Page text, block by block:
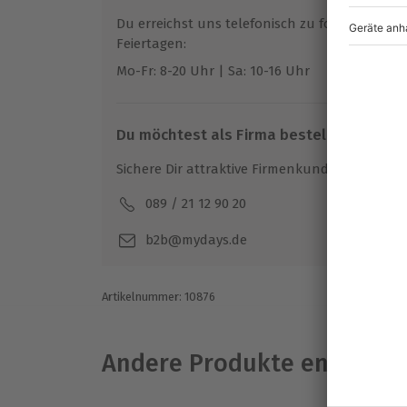
Kennst Du zwei Wellnessliebhaber? Dann
Wellness Kurzurlaub in Eberstein.
Mitzubringen: Badekleidung
Wird gestellt: Bademantel und -slipper
Du erreichst uns telefonisch zu folgenden
Feiertagen:
Mo-Fr: 8-20 Uhr | Sa: 10-16 Uhr
Du möchtest als Firma bestellen?
Sichere Dir attraktive Firmenkunden Vorteile.
089 / 21 12 90 20
b2b@mydays.de
Artikelnummer: 10876
Andere Produkte entdecken